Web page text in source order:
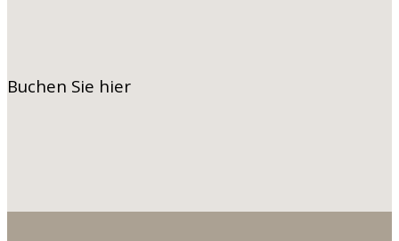
Buchen Sie hier